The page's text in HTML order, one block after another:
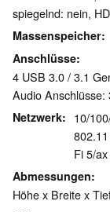
spiegelnd: nein,
Massenspeicher
Anschlüsse
4 USB 3.0 / 3.1
Audio Anschlüsse:
Netzwerk
10/
Fi 5/
Abmessungen
Höhe x Breite x